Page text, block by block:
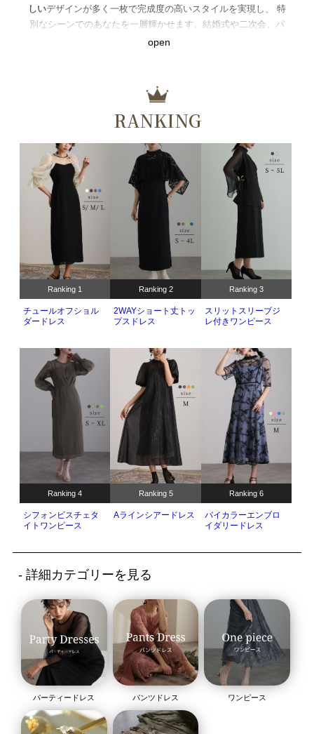
しいデザインが多く一枚で完成度の高いスタイルを実現し、 特
別なシーンでのあなたを一層輝かせます。結婚式や二次会、パ
ーティー、お食事会や恩赦会など幅広いシーンで活躍
です。Aラインやエンパイアラインなど、さまざまなシルエッ
体型や好みに応じて選べる
魅力です。
体型カバーポイント：
【肩】【二の腕】【ウエスト】【脚】
【太もも】
素材もサテン、シルク、レースなど、高品質で豪華な素材を使
用し、見た目だけでなく着心地も重視しています。 洗練された
デザインでボレロやショールなどとも相性抜群です。
アクセサリーや小物とのコーディネートがしやすいこともメリ
で、 シンプルなデザインのワンピースには、大ぶりのネッ
クレスやイヤリングを合わせて華やかさをプラスしたり、ベル
トを使ってウエストラインを強調
したりできます。
素材やデザインを変えることで、 夏は涼しく、冬は暖かく過ご
に応じたコーディネートも楽しめます。
open
RANKING
Ranking 1
チュールオフショル
ダードレス
Ranking 2
2WAYショート丈トッ
プスドレス
Ranking 3
スリットスリーブジ
レ付きワンピース
Ranking 4
シフォンビスチェタ
イトワンピース
Ranking 5
Aラインシアードレス
Ranking 6
バイカラーエンブロ
イダリードレス
- 詳細カテゴリーを見る
パーティードレス パンツドレス ワンピース